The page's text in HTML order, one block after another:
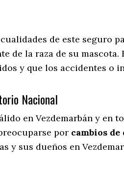
de este seguro
de la raza de su
y que los accidentes o
Nacional
en Vezdemarbán y en
por cambios
y sus dueños en